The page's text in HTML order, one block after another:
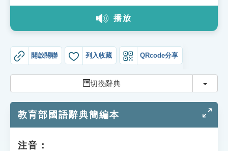
教學應用
貓頭鷹博士
播放
開啟關聯 列入收藏 QRcode分享
切換辭典 切換
教育部國語辭典簡編本
注音：